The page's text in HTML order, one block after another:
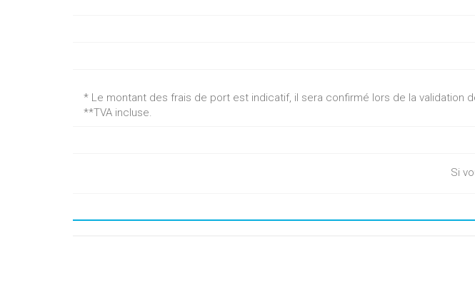
* Le montant des frais de port est indicatif, il sera confirmé lors de la validation
**TVA incluse.
Si